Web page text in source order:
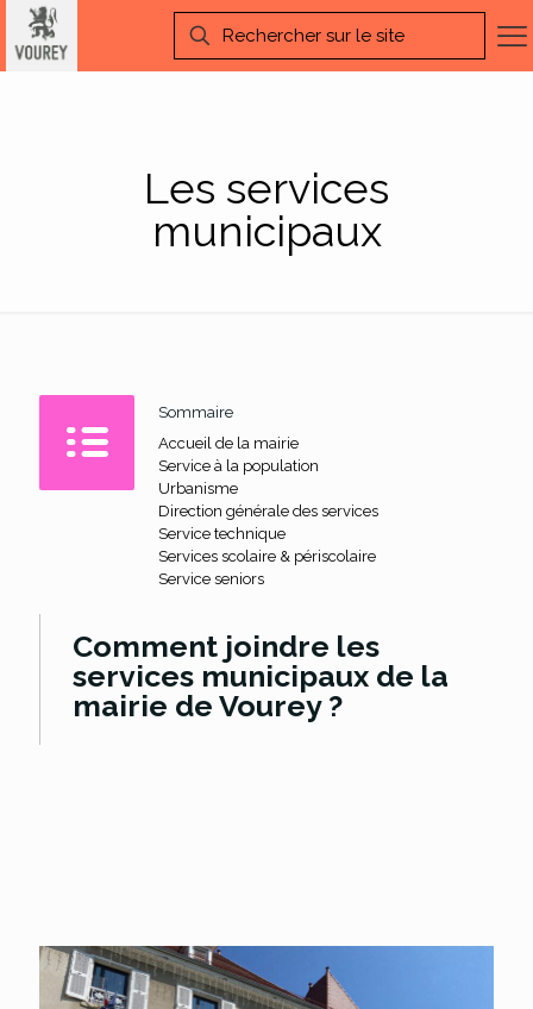
Les services
municipaux
Sommaire
Accueil de la mairie
Service à la population
Urbanisme
Direction générale des services
Service technique
Services scolaire & périscolaire
Service seniors
Comment joindre les
services municipaux de la
mairie de Vourey ?